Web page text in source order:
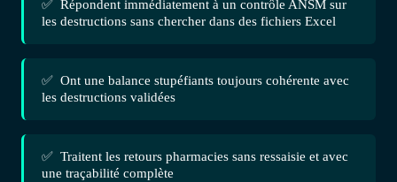
✅ Répondent immédiatement à un contrôle ANSM sur
les destructions sans chercher dans des fichiers Excel
✅ Ont une balance stupéfiants toujours cohérente avec
les destructions validées
✅ Traitent les retours pharmacies sans ressaisie et avec
une traçabilité complète